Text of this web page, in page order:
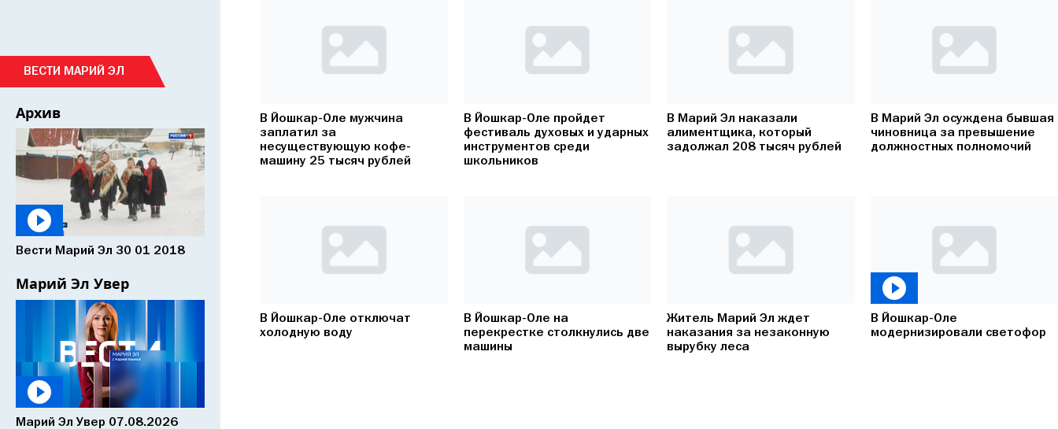
В Йошкар-Оле мужчина
заплатил за
несуществующую кофе-
машину 25 тысяч рублей
В Йошкар-Оле пройдет
фестиваль духовых и ударных
инструментов среди
школьников
В Марий Эл наказали
алиментщика, который
задолжал 208 тысяч рублей
В Марий Эл осуждена бывшая
чиновница за превышение
должностных полномочий
В Йошкар-Оле отключат
холодную воду
В Йошкар-Оле на
перекрестке столкнулись две
машины
Житель Марий Эл ждет
наказания за незаконную
вырубку леса
В Йошкар-Оле
модернизировали светофор
ВЕСТИ МАРИЙ ЭЛ
Архив
Вести Марий Эл 30 01 2018
Марий Эл Увер
Марий Эл Увер 07.08.2026